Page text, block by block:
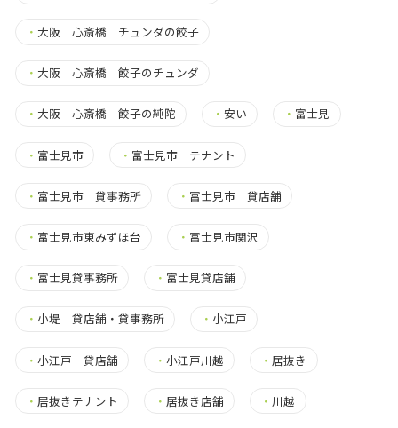
・ 大阪 心斎橋 チュンダの餃子
・ 大阪 心斎橋 餃子のチュンダ
・ 大阪 心斎橋 餃子の純陀 ・安い ・ 富士見
・ 富士見市 ・ 富士見市 テナント
・ 富士見市 貸事務所 ・ 富士見市 貸店舗
・ 富士見市東みずほ台 ・ 富士見市関沢
・ 富士見貸事務所 ・ 富士見貸店舗
・ 小堤 貸店舗・貸事務所 ・小江戸
・ 小江戸 貸店舗 ・小江戸川越 ・ 居抜き
・ 居抜きテナント ・ 居抜き店舗 ・ 川越